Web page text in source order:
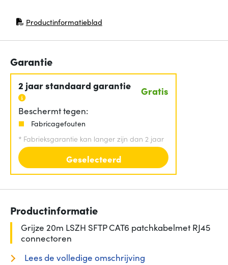
Productinformatieblad
(opent in nieuw venster)
Garantie
2 jaar standaard garantie Gratis
Beschermt tegen:
Fabricagefouten
* Fabrieksgarantie kan langer zijn dan 2 jaar
Geselecteerd
Productinformatie
Grijze 20m LSZH SFTP CAT6 patchkabelmet RJ45
connectoren
Lees de volledige omschrijving